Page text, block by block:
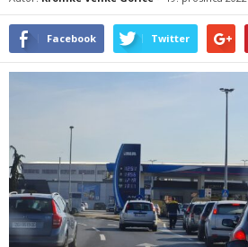
Facebook Twitter